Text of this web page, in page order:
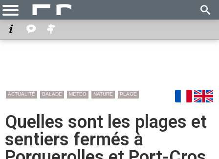
ACTUALITÉ BALADE METEO NATURE PLAGE
Quelles sont les plages et
sentiers fermés à